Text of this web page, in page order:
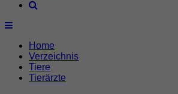
Home
Verzeichnis
Tiere
Tierärzte